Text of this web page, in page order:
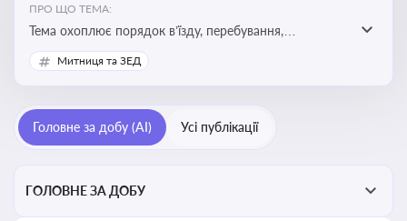
ПРО ЩО ТЕМА:
Тема охоплює порядок в’їзду, перебування,
працевлаштування іноземців, а також набуття або
втрату громадянства України
Митниця та ЗЕД
Головне за добу (AI) Усі публікації
ГОЛОВНЕ ЗА ДОБУ